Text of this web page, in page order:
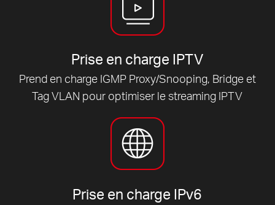
Prise en charge IPTV
Prend en charge IGMP Proxy/Snooping, Bridge et
Tag VLAN pour optimiser le streaming IPTV
Prise en charge IPv6